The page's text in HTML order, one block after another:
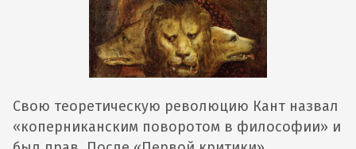
Свою теоретическую революцию Кант назвал
«коперниканским поворотом в философии» и